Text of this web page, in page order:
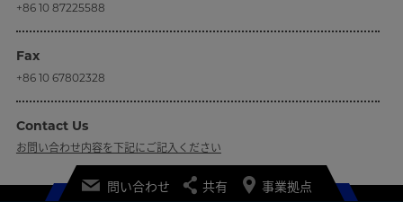
+86 10 87225588
Fax
+86 10 67802328
Contact Us
お問い合わせ内容を下記にご記入ください
問い合わせ 共有 事業拠点